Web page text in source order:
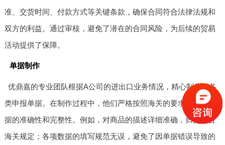
准、交货时间、付款方式等关键条款，确保合同符合法律法规和
双方的利益。通过审核，避免了潜在的合同风险，为后续的贸易
活动提供了保障。
单据制作
优鼎嘉的专业团队根据A公司的进出口业务情况，精心制作了各
类申报单据。在制作过程中，他们严格按照海关的要求，确保单
据的准确性和完整性。例如，对商品的描述详细准确，归类符合
海关规定；各项数据的填写规范无误，避免了因单据错误导致的